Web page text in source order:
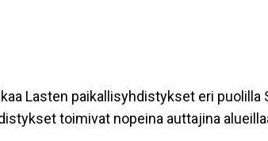
Lasten paikallisyhdistykset eri
toimivat nopeina auttajina